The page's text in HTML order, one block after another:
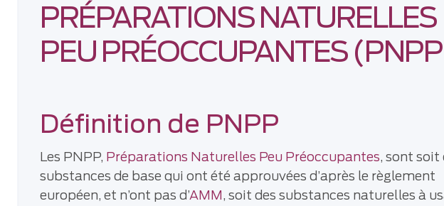
PRÉPARATIONS NATURELLES
PEU PRÉOCCUPANTES
Définition de PNPP
Les PNPP, Préparations Naturelles Peu Préoccupantes, sont soit
substances de base qui ont été approuvées d’après le règlement
européen, et n’ont pas d’AMM, soit des substances naturelles à